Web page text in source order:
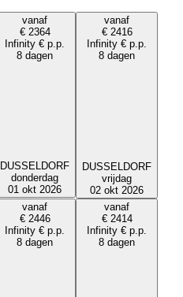
vanaf
€ 2364
Infinity € p.p.
8 dagen
DUSSELDORF
donderdag
01 okt 2026
vanaf
€ 2416
Infinity € p.p.
8 dagen
DUSSELDORF
vrijdag
02 okt 2026
vanaf
€ 2446
Infinity € p.p.
8 dagen
vanaf
€ 2414
Infinity € p.p.
8 dagen